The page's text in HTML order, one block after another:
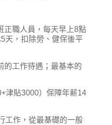
正職人員，每天早上8點
天，扣除勞、健保後平
的工作待遇；最基本的
津貼3000）保障年薪14
工作，從最基礎的一般